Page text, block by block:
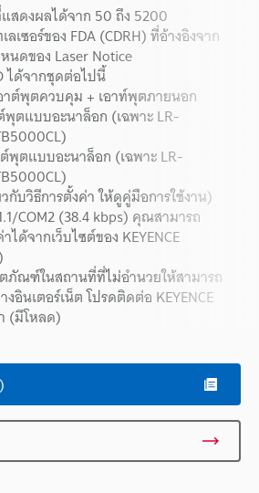
สดงผลได้จาก 50 ถึง 5200
เซอร์ของ FDA (CDRH) ที่อ้างอิงจาก
นดของ Laser Notice
ได้จากชุดต่อไปนี้
าต์พุตควบคุม + เอาท์พุตภายนอก
ตแบบอะนาล็อก (เฉพาะ LR-
พุตแบบอะนาล็อก (เฉพาะ LR-
กับวิธีการตั้งค่า ให้ดูคู่มือการใช้งาน)
COM2 (38.4 kbps) คุณสามารถ
ด้จากเว็บไซต์ของ KEYENCE
ภัณฑ์ในสถานที่ที่ไม่อำนวยให้สามารถ
อินเตอร์เน็ต โปรดติดต่อ KEYENCE
(มีโหลด)